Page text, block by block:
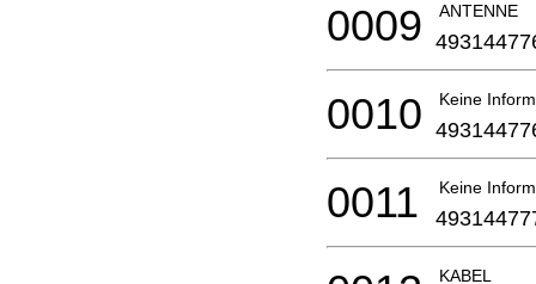
ANTENNE
0009
Keine
0010
Keine
0011
KABEL